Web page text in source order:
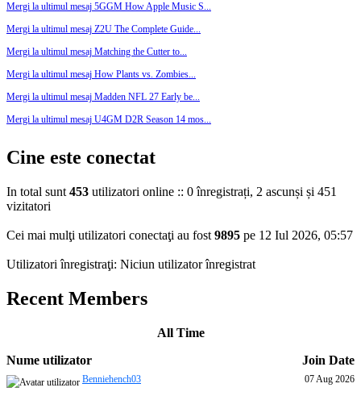
Mergi la ultimul mesaj 5GGM How Apple Music S...
Mergi la ultimul mesaj Z2U The Complete Guide...
Mergi la ultimul mesaj Matching the Cutter to...
Mergi la ultimul mesaj How Plants vs. Zombies...
Mergi la ultimul mesaj Madden NFL 27 Early be...
Mergi la ultimul mesaj U4GM D2R Season 14 mos...
Cine este conectat
In total sunt 453 utilizatori online :: 0 înregistrați, 2 ascunși și 451
vizitatori
Cei mai mulţi utilizatori conectaţi au fost 9895 pe 12 Iul 2026, 05:57
Utilizatori înregistraţi: Niciun utilizator înregistrat
Recent Members
All Time
Nume utilizator
Join Date
Benniehench03
07 Aug 2026